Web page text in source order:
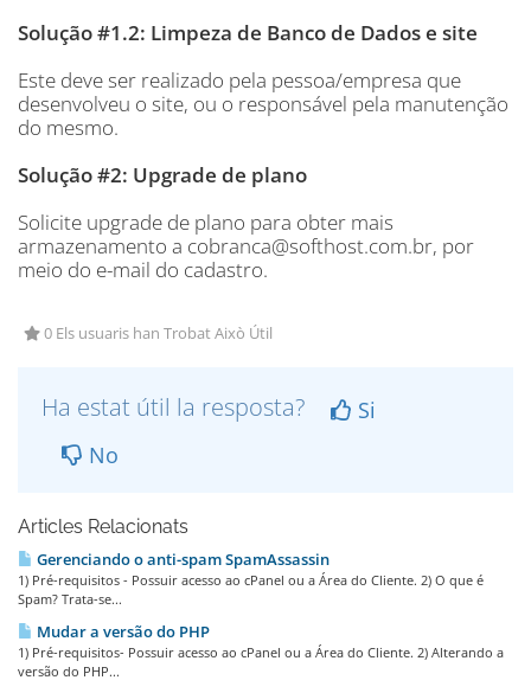
Solução #1.2: Limpeza de Banco de Dados e site
Este deve ser realizado pela pessoa/empresa que
desenvolveu o site, ou o responsável pela manutenção
do mesmo.
Solução #2: Upgrade de plano
Solicite upgrade de plano para obter mais
armazenamento a cobranca@softhost.com.br, por
meio do e-mail do cadastro.
0 Els usuaris han Trobat Això Útil
Ha estat útil la resposta?
Si
No
Articles Relacionats
Gerenciando o anti-spam SpamAssassin
1) Pré-requisitos - Possuir acesso ao cPanel ou a Área do Cliente. 2) O que é
Spam? Trata-se...
Mudar a versão do PHP
1) Pré-requisitos- Possuir acesso ao cPanel ou a Área do Cliente. 2) Alterando a
versão do PHP...